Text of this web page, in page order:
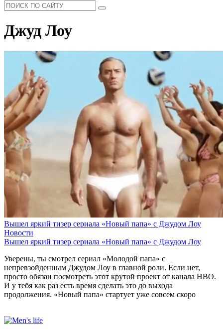
Джуд Лоу
Вышел яркий тизер сериала «Новый папа» с Джудом Лоу
Новости
Вышел яркий тизер сериала «Новый папа» с Джудом Лоу
Уверены, ты смотрел сериал «Молодой папа» с
непревзойденным Джудом Лоу в главной роли. Если нет,
просто обязан посмотреть этот крутой проект от канала HBO.
И у тебя как раз есть время сделать это до выхода
продолжения. «Новый папа» стартует уже совсем скоро